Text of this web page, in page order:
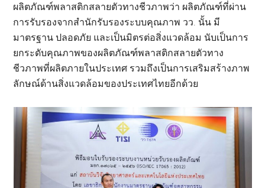
ผลิตภัณฑ์พลาสติกสลายตัวทางชีวภาพว่า ผลิตภัณฑ์ที่ผ่าน
การรับรองจากสำนักรับรองระบบคุณภาพ วว. นั้น มี
มาตรฐาน ปลอดภัย และเป็นมิตรต่อสิ่งแวดล้อม นับเป็นการ
ยกระดับคุณภาพของผลิตภัณฑ์พลาสติกสลายตัวทาง
ชีวภาพที่ผลิตภายในประเทศ รวมถึงเป็นการเสริมสร้างภาพ
ลักษณ์ด้านสิ่งแวดล้อมของประเทศไทยอีกด้วย